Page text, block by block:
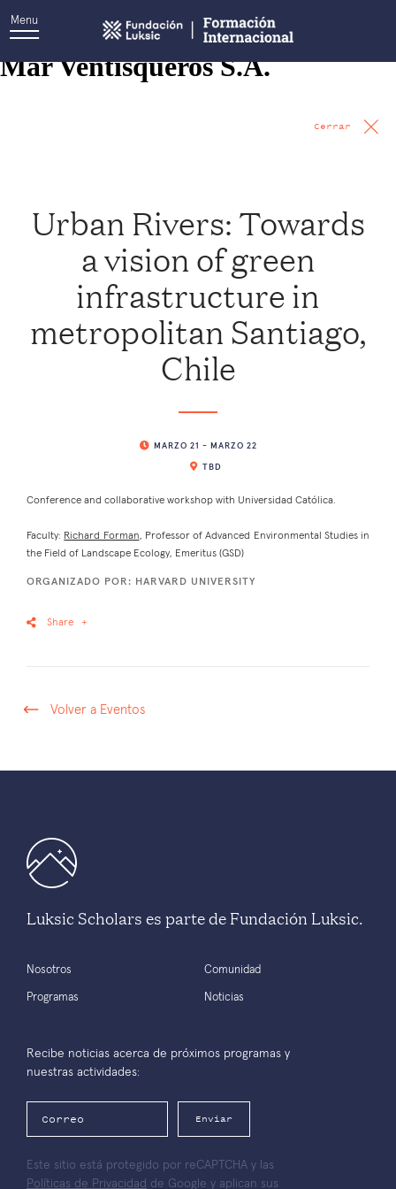
Menu
User Company: Productos del
Mar Ventisqueros S.A.
Cerrar
Urban Rivers: Towards
a vision of green
infrastructure in
metropolitan Santiago,
Chile
MARZO 21 - MARZO 22
TBD
Conference and collaborative workshop with Universidad Católica.
Faculty: Richard Forman, Professor of Advanced Environmental Studies in
the Field of Landscape Ecology, Emeritus (GSD)
ORGANIZADO POR: HARVARD UNIVERSITY
Share +
Volver a Eventos
Luksic Scholars es parte de Fundación Luksic.
Nosotros
Programas
Comunidad
Noticias
Recibe noticias acerca de próximos programas y
nuestras actividades:
Enviar
Este sitio está protegido por reCAPTCHA y las
Políticas de Privacidad de Google y aplican sus